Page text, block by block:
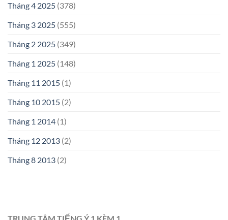
Tháng 4 2025 (378)
Tháng 3 2025 (555)
Tháng 2 2025 (349)
Tháng 1 2025 (148)
Tháng 11 2015 (1)
Tháng 10 2015 (2)
Tháng 1 2014 (1)
Tháng 12 2013 (2)
Tháng 8 2013 (2)